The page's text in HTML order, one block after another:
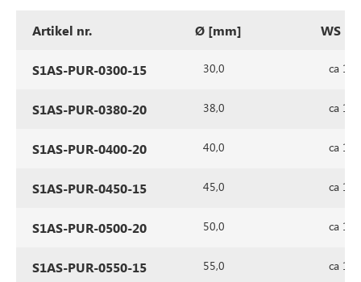
Artikel nr. Ø [mm] WS
S1AS-PUR-0300-15 30,0 ca
S1AS-PUR-0380-20 38,0 ca
S1AS-PUR-0400-20 40,0 ca
S1AS-PUR-0450-15 45,0 ca
S1AS-PUR-0500-20 50,0 ca
S1AS-PUR-0550-15 55,0 ca